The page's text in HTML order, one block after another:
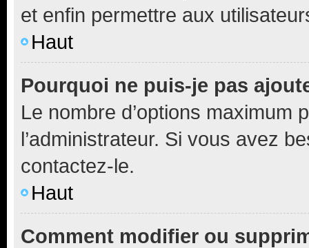
et enfin permettre aux
Haut
Pourquoi ne puis-je pas
Le nombre d’options maximum
l’administrateur. Si vous avez
contactez-le.
Haut
Comment modifier ou